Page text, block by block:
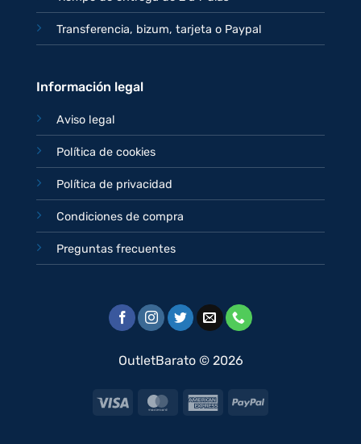
Transferencia, bizum, tarjeta o Paypal
Información legal
Aviso legal
Política de cookies
Política de privacidad
Condiciones de compra
Preguntas frecuentes
OutletBarato © 2026
Visa MasterCardAmericanPayPal